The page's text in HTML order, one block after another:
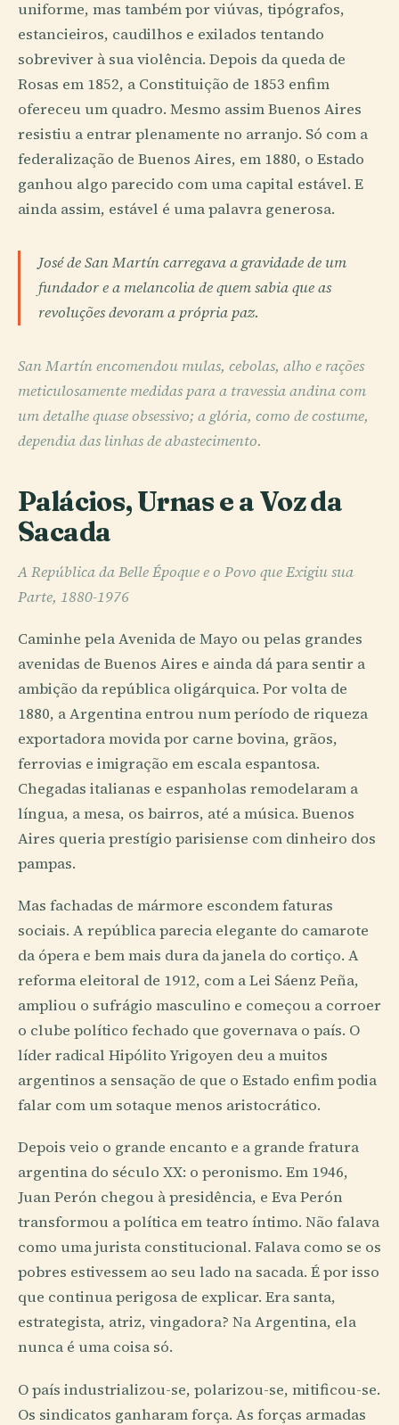
uniforme, mas também por viúvas, tipógrafos,
estancieiros, caudilhos e exilados tentando
sobreviver à sua violência. Depois da queda de
Rosas em 1852, a Constituição de 1853 enfim
ofereceu um quadro. Mesmo assim Buenos Aires
resistiu a entrar plenamente no arranjo. Só com a
federalização de Buenos Aires, em 1880, o Estado
ganhou algo parecido com uma capital estável. E
ainda assim, estável é uma palavra generosa.
José de San Martín carregava a gravidade de um
fundador e a melancolia de quem sabia que as
revoluções devoram a própria paz.
San Martín encomendou mulas, cebolas, alho e rações
meticulosamente medidas para a travessia andina com
um detalhe quase obsessivo; a glória, como de costume,
dependia das linhas de abastecimento.
Palácios, Urnas e a Voz da
Sacada
A República da Belle Époque e o Povo que Exigiu sua
Parte, 1880-1976
Caminhe pela Avenida de Mayo ou pelas grandes
avenidas de Buenos Aires e ainda dá para sentir a
ambição da república oligárquica. Por volta de
1880, a Argentina entrou num período de riqueza
exportadora movida por carne bovina, grãos,
ferrovias e imigração em escala espantosa.
Chegadas italianas e espanholas remodelaram a
língua, a mesa, os bairros, até a música. Buenos
Aires queria prestígio parisiense com dinheiro dos
pampas.
Mas fachadas de mármore escondem faturas
sociais. A república parecia elegante do camarote
da ópera e bem mais dura da janela do cortiço. A
reforma eleitoral de 1912, com a Lei Sáenz Peña,
ampliou o sufrágio masculino e começou a corroer
o clube político fechado que governava o país. O
líder radical Hipólito Yrigoyen deu a muitos
argentinos a sensação de que o Estado enfim podia
falar com um sotaque menos aristocrático.
Depois veio o grande encanto e a grande fratura
argentina do século XX: o peronismo. Em 1946,
Juan Perón chegou à presidência, e Eva Perón
transformou a política em teatro íntimo. Não falava
como uma jurista constitucional. Falava como se os
pobres estivessem ao seu lado na sacada. É por isso
que continua perigosa de explicar. Era santa,
estrategista, atriz, vingadora? Na Argentina, ela
nunca é uma coisa só.
O país industrializou-se, polarizou-se, mitificou-se.
Os sindicatos ganharam força. As forças armadas